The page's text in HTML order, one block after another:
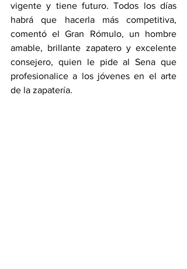
vigente y tiene futuro. Todos los días
habrá que hacerla más competitiva,
comentó el Gran Rómulo, un hombre
amable, brillante zapatero y excelente
consejero, quien le pide al Sena que
profesionalice a los jóvenes en el arte
de la zapatería.